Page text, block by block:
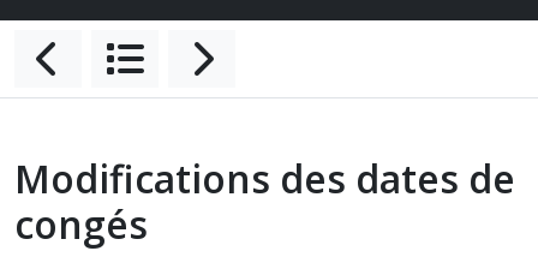
Modifications des dates de
congés